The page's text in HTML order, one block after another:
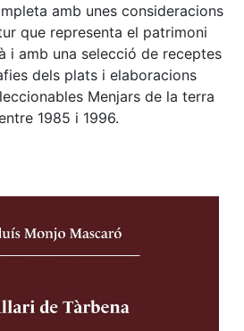
amb unes consideracions
que representa el patrimoni
i amb una selecció de receptes
dels plats i elaboracions
Menjars de la terra
1985 i 1996.